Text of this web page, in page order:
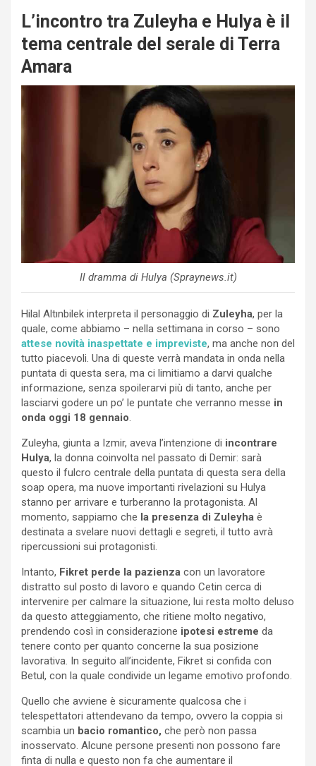
L’incontro tra Zuleyha e Hulya è il
tema centrale del serale di Terra
Amara
Il dramma di Hulya (Spraynews.it)
Hilal Altınbilek interpreta il personaggio di Zuleyha, per la
quale, come abbiamo – nella settimana in corso – sono
attese novità inaspettate e impreviste, ma anche non del
tutto piacevoli. Una di queste verrà mandata in onda nella
puntata di questa sera, ma ci limitiamo a darvi qualche
informazione, senza spoilerarvi più di tanto, anche per
lasciarvi godere un po’ le puntate che verranno messe in
onda oggi 18 gennaio.
Zuleyha, giunta a Izmir, aveva l’intenzione di incontrare
Hulya, la donna coinvolta nel passato di Demir: sarà
questo il fulcro centrale della puntata di questa sera della
soap opera, ma nuove importanti rivelazioni su Hulya
stanno per arrivare e turberanno la protagonista. Al
momento, sappiamo che la presenza di Zuleyha è
destinata a svelare nuovi dettagli e segreti, il tutto avrà
ripercussioni sui protagonisti.
Intanto, Fikret perde la pazienza con un lavoratore
distratto sul posto di lavoro e quando Cetin cerca di
intervenire per calmare la situazione, lui resta molto deluso
da questo atteggiamento, che ritiene molto negativo,
prendendo così in considerazione ipotesi estreme da
tenere conto per quanto concerne la sua posizione
lavorativa. In seguito all’incidente, Fikret si confida con
Betul, con la quale condivide un legame emotivo profondo.
Quello che avviene è sicuramente qualcosa che i
telespettatori attendevano da tempo, ovvero la coppia si
scambia un bacio romantico, che però non passa
inosservato. Alcune persone presenti non possono fare
finta di nulla e questo non fa che aumentare il